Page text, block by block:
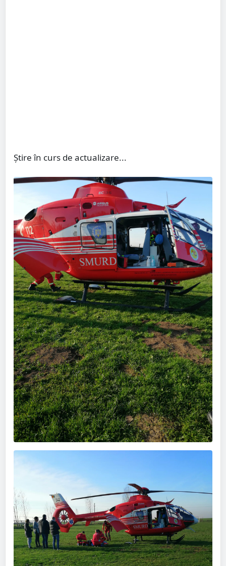
Știre în curs de actualizare...